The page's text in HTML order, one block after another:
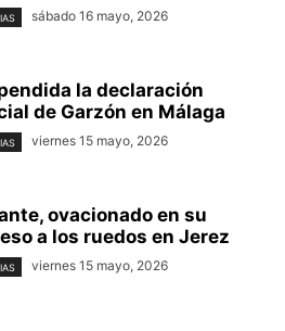
sábado 16 mayo, 2026
la declaración
de Garzón en Málaga
viernes 15 mayo, 2026
ovacionado en su
a los ruedos en Jerez
viernes 15 mayo, 2026